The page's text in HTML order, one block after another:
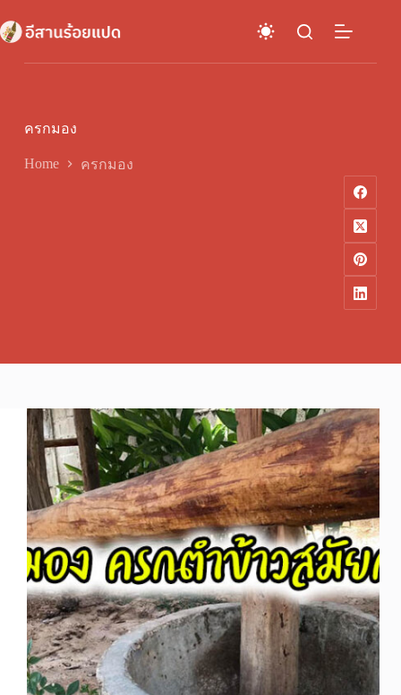
to
content
ครกมอง
Home ครกมอง